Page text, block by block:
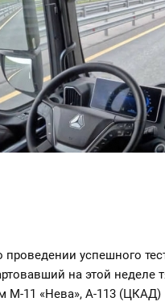
успешного
на этой неделе
М-11 «Нева», А-113 (ЦКАД)